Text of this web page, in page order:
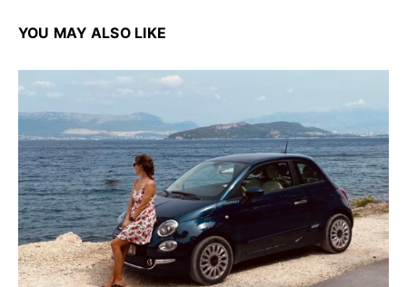
YOU MAY ALSO LIKE